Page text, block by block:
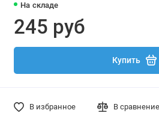
На складе
245 руб
Купить
В избранное В сравнение